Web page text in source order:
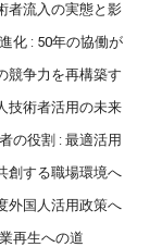
者流入の実態と影
化 : 50年の協働が
競争力を再構築す
技術者活用の未来
の役割 : 最適活用
創する職場環境へ
外国人活用政策へ
再生への道